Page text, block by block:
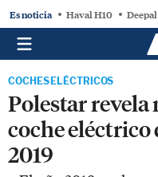
Es noticia Haval H10
COCHES ELÉCTRICOS
Polestar revela
coche eléctrico
2019